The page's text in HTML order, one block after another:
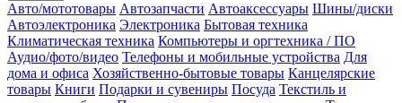
Авто/мототовары Автозапчасти Автоаксессуары Шины/диски
Автоэлектроника Электроника Бытовая техника
Климатическая техника Компьютеры и оргтехника / ПО
Аудио/фото/видео Телефоны и мобильные устройства Для
дома и офиса Хозяйственно-бытовые товары Канцелярские
товары Книги Подарки и сувениры Посуда Текстиль и